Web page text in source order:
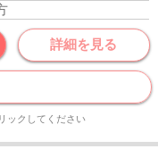
詳細を見る
ックしてください